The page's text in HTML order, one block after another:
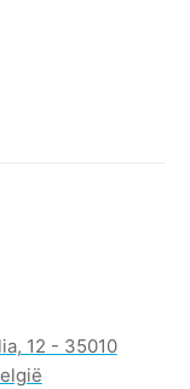
12 - 35010